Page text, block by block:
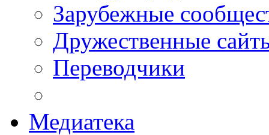
Зарубежные
Дружественные
Переводчики
Медиатека